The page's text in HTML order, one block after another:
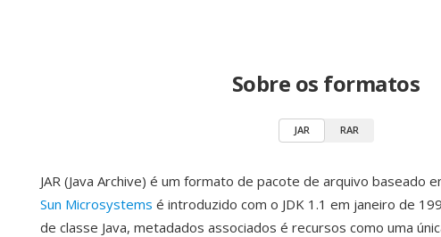
Sobre os formatos
JAR RAR
JAR (Java Archive) é um formato de pacote de arquivo baseado
Sun Microsystems é introduzido com o JDK 1.1 em janeiro de
de classe Java, metadados associados é recursos como uma